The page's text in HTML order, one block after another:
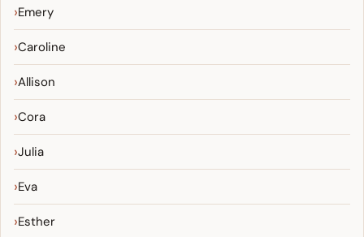
Emery
Caroline
Allison
Cora
Julia
Eva
Esther